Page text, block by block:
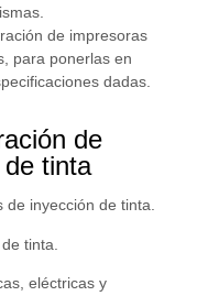
de impresoras
para ponerlas en
dadas.
de
tinta
de inyección de tinta.
tinta.
eléctricas y